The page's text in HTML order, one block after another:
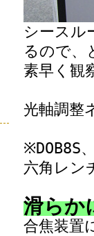
シースル
るので、
素早く観
光軸調整
※DOB8S
六角レン
滑らか
合焦装置